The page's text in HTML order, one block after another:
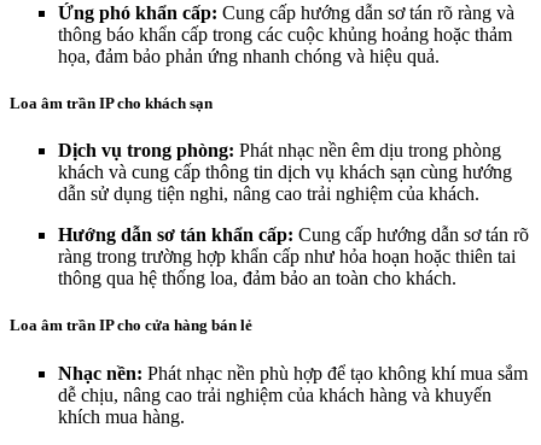
Ứng phó khẩn cấp: Cung cấp hướng dẫn sơ tán rõ ràng và
thông báo khẩn cấp trong các cuộc khủng hoảng hoặc thảm
họa, đảm bảo phản ứng nhanh chóng và hiệu quả.
Loa âm trần IP cho khách sạn
Dịch vụ trong phòng: Phát nhạc nền êm dịu trong phòng
khách và cung cấp thông tin dịch vụ khách sạn cùng hướng
dẫn sử dụng tiện nghi, nâng cao trải nghiệm của khách.
Hướng dẫn sơ tán khẩn cấp: Cung cấp hướng dẫn sơ tán rõ
ràng trong trường hợp khẩn cấp như hỏa hoạn hoặc thiên tai
thông qua hệ thống loa, đảm bảo an toàn cho khách.
Loa âm trần IP cho cửa hàng bán lẻ
Nhạc nền: Phát nhạc nền phù hợp để tạo không khí mua sắm
dễ chịu, nâng cao trải nghiệm của khách hàng và khuyến
khích mua hàng.